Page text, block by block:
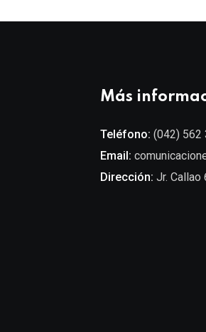
Más
Teléfono: (042) 562
Email:
Dirección: Jr. Callao